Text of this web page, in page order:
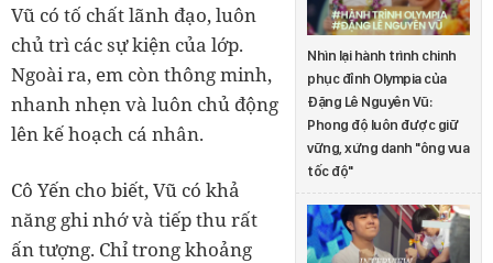
Nhìn lại hành trình chinh
phục đỉnh Olympia của
Đặng Lê Nguyên Vũ:
Phong độ luôn được giữ
vững, xứng danh "ông vua
tốc độ"
Vũ có tố chất lãnh đạo, luôn
chủ trì các sự kiện của lớp.
Ngoài ra, em còn thông minh,
nhanh nhẹn và luôn chủ động
lên kế hoạch cá nhân.
Cô Yến cho biết, Vũ có khả
năng ghi nhớ và tiếp thu rất
ấn tượng. Chỉ trong khoảng